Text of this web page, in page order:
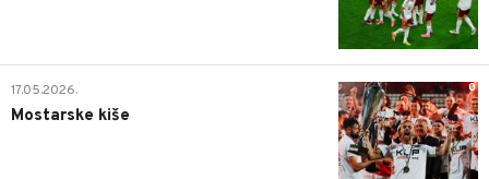
0
17.05.2026.
Mostarske kiše